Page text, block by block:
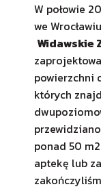
W połowie
we
Widawskie
powierzchni
których
ponad 50
aptekę lub